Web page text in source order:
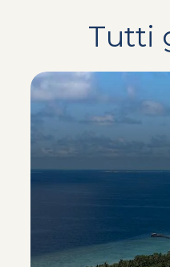
Tutti